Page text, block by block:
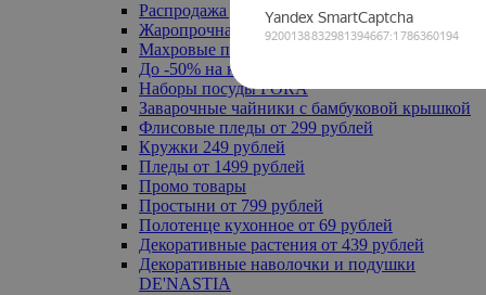
Распродажа до -50%
Жаропрочная посуда
Махровые полотенца
До -50% на ковры
Наборы посуды FORA
Заварочные чайники с бамбуковой крышкой
Флисовые пледы от 299 рублей
Кружки 249 рублей
Пледы от 1499 рублей
Промо товары
Простыни от 799 рублей
Полотенце кухонное от 69 рублей
Декоративные растения от 439 рублей
Декоративные наволочки и подушки
DE'NASTIA